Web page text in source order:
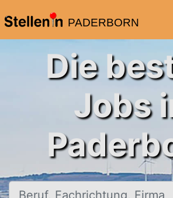
PADERBORN
Die
Jobs
Beruf, Fachrichtung, Firma